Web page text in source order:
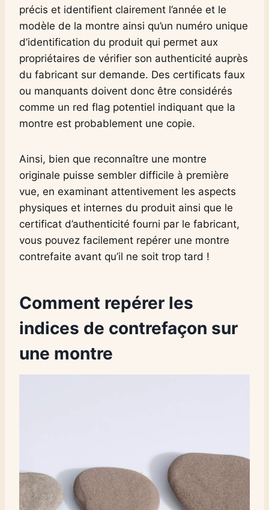
précis et identifient clairement l’année et le
modèle de la montre ainsi qu’un numéro unique
d’identification du produit qui permet aux
propriétaires de vérifier son authenticité auprès
du fabricant sur demande. Des certificats faux
ou manquants doivent donc être considérés
comme un red flag potentiel indiquant que la
montre est probablement une copie.
Ainsi, bien que reconnaître une montre
originale puisse sembler difficile à première
vue, en examinant attentivement les aspects
physiques et internes du produit ainsi que le
certificat d’authenticité fourni par le fabricant,
vous pouvez facilement repérer une montre
contrefaite avant qu’il ne soit trop tard !
Comment repérer les
indices de contrefaçon sur
une montre